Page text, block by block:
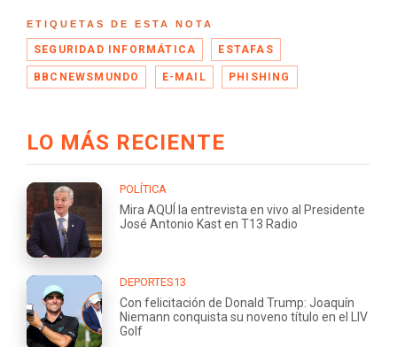
ETIQUETAS DE ESTA NOTA
SEGURIDAD INFORMÁTICA ESTAFAS
BBCNEWSMUNDO E-MAIL PHISHING
LO MÁS RECIENTE
POLÍTICA
Mira AQUÍ la entrevista en vivo al Presidente
José Antonio Kast en T13 Radio
DEPORTES13
Con felicitación de Donald Trump: Joaquín
Niemann conquista su noveno título en el LIV
Golf